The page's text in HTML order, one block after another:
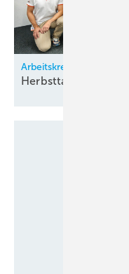
Arbeitskreis Klimatechnik
Herbsttagung bei